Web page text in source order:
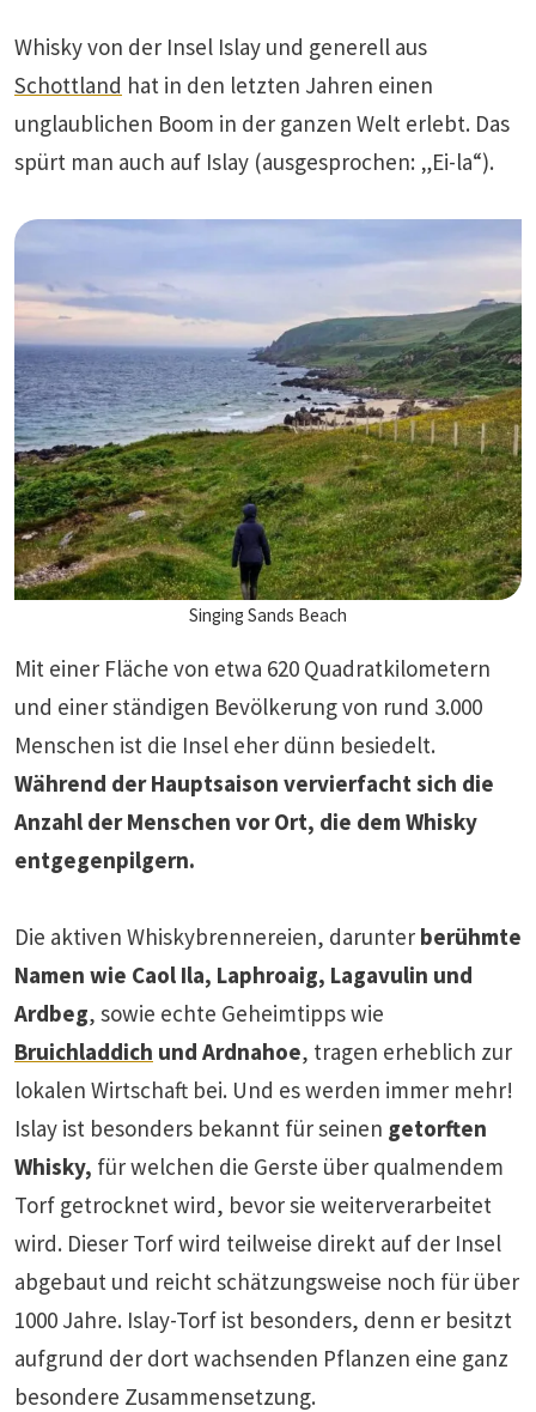
Whisky von der Insel Islay und generell aus
Schottland hat in den letzten Jahren einen
unglaublichen Boom in der ganzen Welt erlebt. Das
spürt man auch auf Islay (ausgesprochen: „Ei-la“).
Singing Sands Beach
Mit einer Fläche von etwa 620 Quadratkilometern
und einer ständigen Bevölkerung von rund 3.000
Menschen ist die Insel eher dünn besiedelt.
Während der Hauptsaison vervierfacht sich die
Anzahl der Menschen vor Ort, die dem Whisky
entgegenpilgern.
Die aktiven Whiskybrennereien, darunter berühmte
Namen wie Caol Ila, Laphroaig, Lagavulin und
Ardbeg, sowie echte Geheimtipps wie
Bruichladdich und Ardnahoe, tragen erheblich zur
lokalen Wirtschaft bei. Und es werden immer mehr!
Islay ist besonders bekannt für seinen getorften
Whisky, für welchen die Gerste über qualmendem
Torf getrocknet wird, bevor sie weiterverarbeitet
wird. Dieser Torf wird teilweise direkt auf der Insel
abgebaut und reicht schätzungsweise noch für über
1000 Jahre. Islay-Torf ist besonders, denn er besitzt
aufgrund der dort wachsenden Pflanzen eine ganz
besondere Zusammensetzung.